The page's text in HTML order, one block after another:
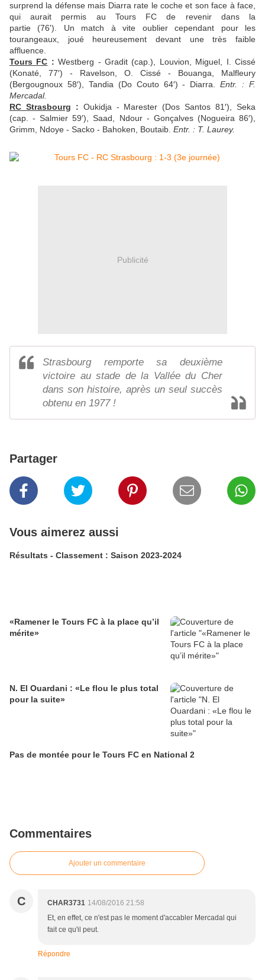
surprend la défense mais Diarra rate le coche et son face à face,
qui aurait permis au Tours FC de revenir dans la
partie (76'). Un match à vite oublier cependant pour les
tourangeaux, joué heureusement devant une très faible
affluence.
Tours FC :Westberg - Gradit (cap.), Louvion, Miguel, I. Cissé
(Konaté, 77′) - Ravelson, O. Cissé - Bouanga, Malfleury
(Bergougnoux 58′), Tandia (Do Couto 64′) - Diarra.Entr. : F.
Mercadal.
RC Strasbourg : Oukidja - Marester (Dos Santos 81′), Seka
(cap. - Salmier 59′), Saad, Ndour - Gonçalves (Nogueira 86′),
Grimm, Ndoye - Sacko - Bahoken, Boutaib. Entr. : T. Laurey.
Publicité
Strasbourg remporte sa deuxième
victoire au stade de la Vallée du Cher
dans son histoire, après un seul succès
obtenu en 1977 !
Partager
Vous aimerez aussi
Résultats - Classement : Saison 2023-2024
«Ramener le Tours FC à la place qu’il
mérite»
N. El Ouardani : «Le flou le plus total
pour la suite»
Pas de montée pour le Tours FC en National 2
Commentaires
Ajouter un commentaire
C CHAR3731 14/08/2016 21:58
Et, en effet, ce n'est pas le moment d'accabler Mercadal qui
fait ce qu'il peut.
Répondre